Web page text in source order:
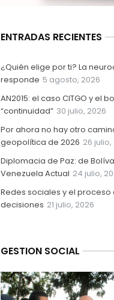
ENTRADAS RECIENTES
¿Quién elige por ti? La
responde 5 agosto, 2026
AN2015: el caso CITGO y el
“continuidad” 30 julio, 2026
Por ahora no hay otro
geopolítica de 2026 26 julio,
Diplomacia de Paz: de
Venezuela Actual 24 julio,
Redes sociales y el
decisiones 21 julio, 2026
GESTION SOCIAL